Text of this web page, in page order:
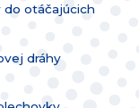
do otáčajúcich
dráhy